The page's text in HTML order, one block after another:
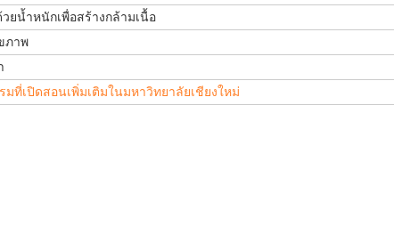
ยน้ำหนักเพื่อสร้างกล้ามเนื้อ
ภาพ
ที่เปิดสอนเพิ่มเติมในมหาวิทยาลัยเชียงใหม่